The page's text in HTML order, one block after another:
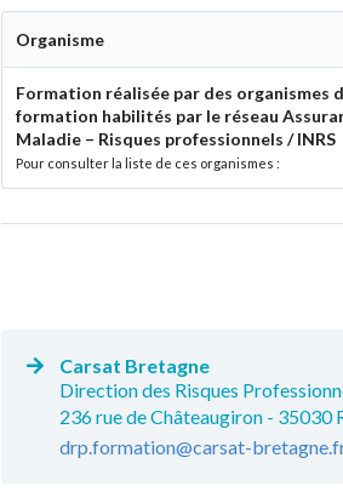
Organisme
Formation réalisée par des organismes
formation habilités par le réseau
Maladie – Risques professionnels / INRS
Pour consulter la liste de ces organismes :
Carsat Bretagne
Direction des Risques
236 rue de Châteaugiron - 35030
drp.formation@carsat-